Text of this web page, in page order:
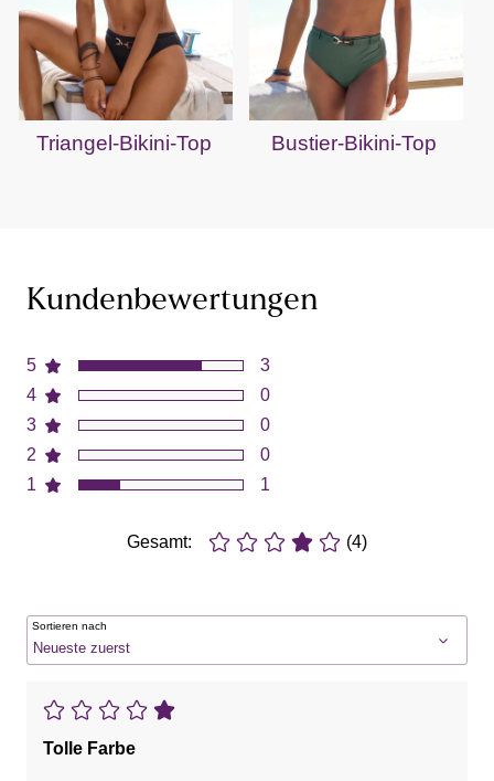
Triangel-Bikini-Top Bustier-Bikini-Top
Kundenbewertungen
5
4
3
2
1
3
0
0
0
1
Gesamt: (4)
Sortieren nach
Tolle Farbe